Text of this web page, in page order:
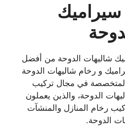
سيراميك
شاليهات الدوحة من أفضل
و رخام شاليهات الدوحة
في مجال تركيب
الدوحة، والذين يعملون
رخام المنازل والمنشآت
الدوحة.